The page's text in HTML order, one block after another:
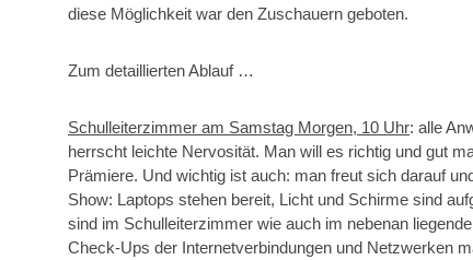
diese Möglichkeit war den Zuschauern geboten.
Zum detaillierten Ablauf …
Schulleiterzimmer am Samstag Morgen, 10 Uhr: alle
herrscht leichte Nervosität. Man will es richtig und gut
Prämiere. Und wichtig ist auch: man freut sich darauf
Show: Laptops stehen bereit, Licht und Schirme sind
sind im Schulleiterzimmer wie auch im nebenan
Check-Ups der Internetverbindungen und Netzwerken